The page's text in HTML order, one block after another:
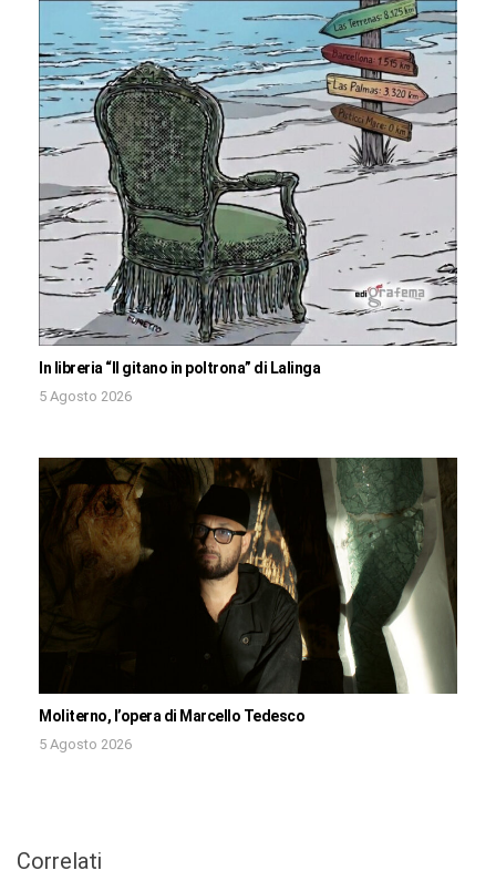
In libreria “Il gitano in poltrona” di Lalinga
5 Agosto 2026
Moliterno, l’opera di Marcello Tedesco
5 Agosto 2026
Correlati